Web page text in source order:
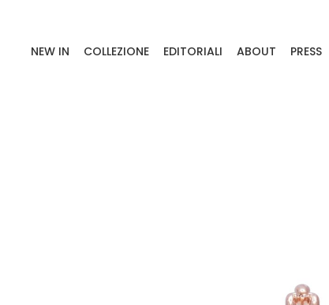
NEW IN COLLEZIONE EDITORIALI ABOUT PRESS